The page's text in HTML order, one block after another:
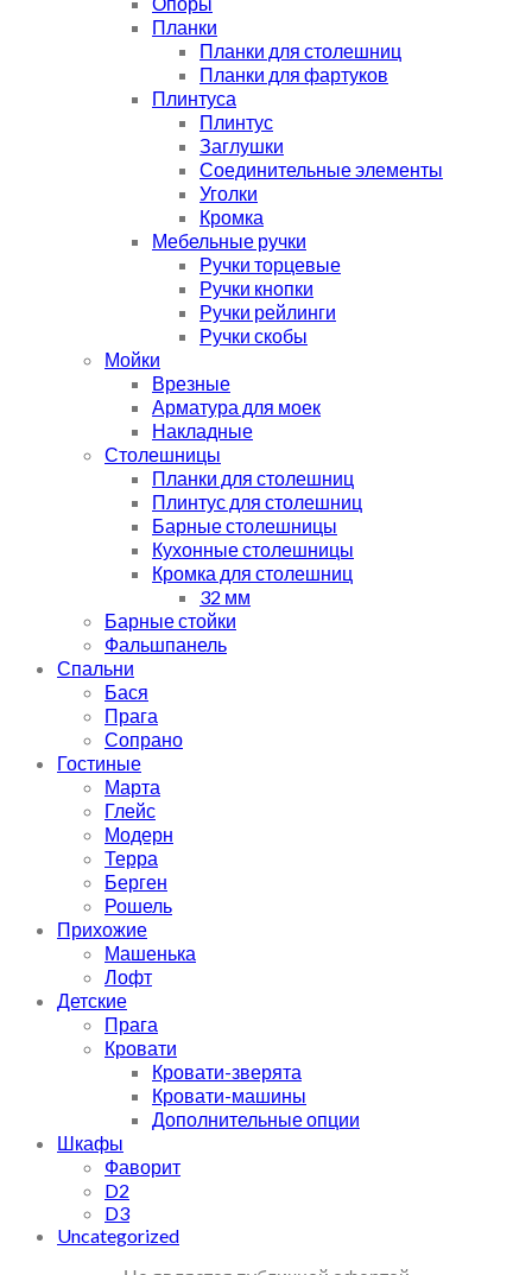
Планки
Планки для столешниц
Планки для фартуков
Плинтуса
Плинтус
Заглушки
Соединительные элементы
Уголки
Кромка
Мебельные ручки
Ручки торцевые
Ручки кнопки
Ручки рейлинги
Ручки скобы
Мойки
Врезные
Арматура для моек
Накладные
Столешницы
Планки для столешниц
Плинтус для столешниц
Барные столешницы
Кухонные столешницы
Кромка для столешниц
32 мм
Барные стойки
Фальшпанель
Спальни
Бася
Прага
Сопрано
Гостиные
Марта
Глейс
Модерн
Терра
Берген
Рошель
Прихожие
Машенька
Лофт
Детские
Прага
Кровати
Кровати-зверята
Кровати-машины
Дополнительные опции
Шкафы
Фаворит
D2
D3
Uncategorized